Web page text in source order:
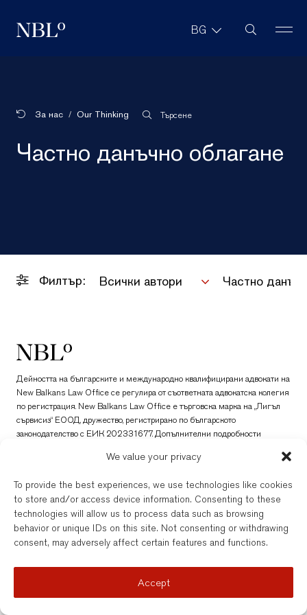
We value your privacy
To provide the best experiences, we use technologies like cookies
to store and/or access device information. Consenting to these
technologies will allow us to process data such as browsing
behavior or unique IDs on this site. Not consenting or withdrawing
consent, may adversely affect certain features and functions.
Accept
New Balkans Law Office BG Търсене в
За нас Our Thinking Търсене
Частно данъчно облагане
Филтър: Всички автори Частно
New Balkans Law Office
Дейността на българските и международно квалифицирани адвокати на
New Balkans Law Office се регулира от съответната адвокатска колегия
по регистрация. New Balkans Law Office е търговска марка на „Лигъл
сървисиз“ ЕООД, дружество, регистрирано по българското
законодателство с ЕИК 202331677. Допълнителни подробности